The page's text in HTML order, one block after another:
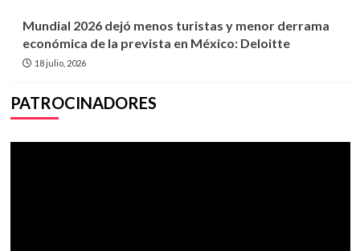
Mundial 2026 dejó menos turistas y menor derrama
económica de la prevista en México: Deloitte
18 julio, 2026
PATROCINADORES